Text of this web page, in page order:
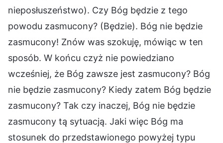
nieposłuszeństwo). Czy Bóg będzie z tego
powodu zasmucony? (Będzie). Bóg nie będzie
zasmucony! Znów was szokuję, mówiąc w ten
sposób. W końcu czyż nie powiedziano
wcześniej, że Bóg zawsze jest zasmucony? Bóg
nie będzie zasmucony? Kiedy zatem Bóg będzie
zasmucony? Tak czy inaczej, Bóg nie będzie
zasmucony tą sytuacją. Jaki więc Bóg ma
stosunek do przedstawionego powyżej typu